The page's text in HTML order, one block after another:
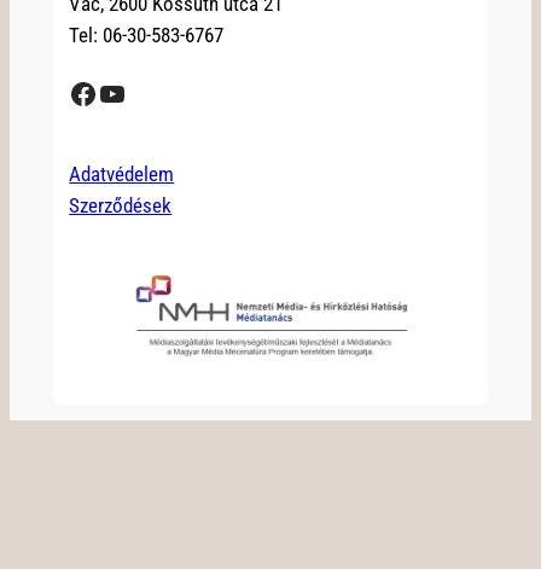
Tel: 06-30-583-6767
Facebook YouTube
Adatvédelem
Szerződések